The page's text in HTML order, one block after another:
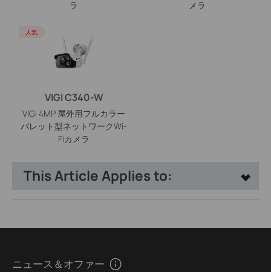
ラ
メラ
VIGI C340-W
VIGI 4MP 屋外用フルカラー
バレット型ネットワークWi-
Fiカメラ
人気
This Article Applies to:
ニュース＆オファー